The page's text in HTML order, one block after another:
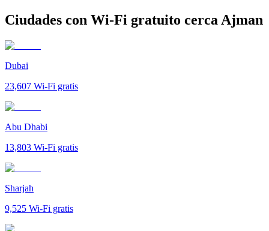
Ciudades con Wi-Fi gratuito cerca Ajman
Dubai
23,607 Wi-Fi gratis
Abu Dhabi
13,803 Wi-Fi gratis
Sharjah
9,525 Wi-Fi gratis